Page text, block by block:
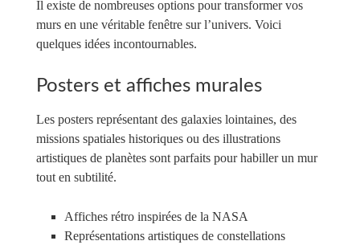
Il existe de nombreuses options pour transformer vos
murs en une véritable fenêtre sur l’univers. Voici
quelques idées incontournables.
Posters et affiches murales
Les posters représentant des galaxies lointaines, des
missions spatiales historiques ou des illustrations
artistiques de planètes sont parfaits pour habiller un mur
tout en subtilité.
Affiches rétro inspirées de la NASA
Représentations artistiques de constellations